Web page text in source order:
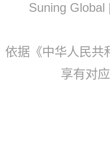
Suning Global
依据《中华人民共
享有对